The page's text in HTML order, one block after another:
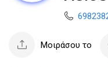
Μοιράσου το